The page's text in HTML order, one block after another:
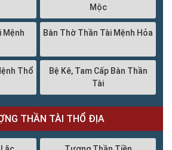
Mộc
Mệnh
Bàn Thờ Thần Tài Mệnh Hỏa
Thổ
Bệ Kê, Tam Cấp Bàn Thần
Tài
THẦN TÀI THỔ ĐỊA